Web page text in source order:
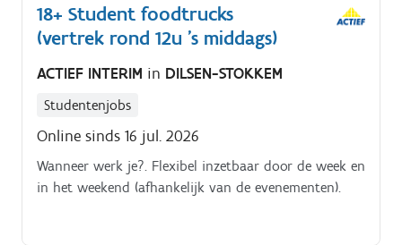
18+ Student foodtrucks
(vertrek rond 12u 's middags)
ACTIEF INTERIM in DILSEN-STOKKEM
Studentenjobs
Online sinds 16 jul. 2026
Wanneer werk je?. Flexibel inzetbaar door de week en
in het weekend (afhankelijk van de evenementen).